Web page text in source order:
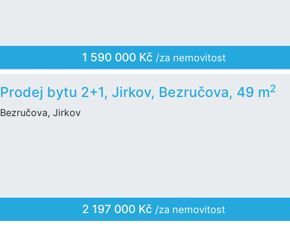
1 590 000 Kč /za nemovitost
Prodej bytu 2+1, Jirkov, Bezručova, 49 m2
Bezručova, Jirkov
2 197 000 Kč /za nemovitost